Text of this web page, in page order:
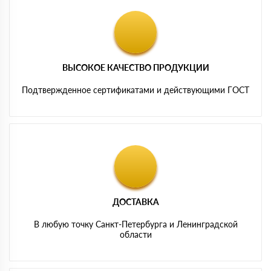
ВЫСОКОЕ КАЧЕСТВО ПРОДУКЦИИ
Подтвержденное сертификатами и действующими ГОСТ
ДОСТАВКА
В любую точку Санкт-Петербурга и Ленинградской
области